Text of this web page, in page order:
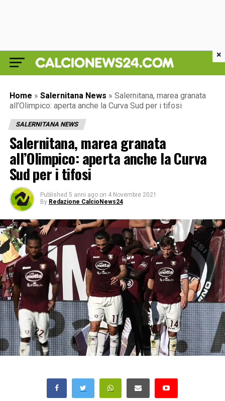
Home » Salernitana News » Salernitana, marea granata
all’Olimpico: aperta anche la Curva Sud per i tifosi
SALERNITANA NEWS
Salernitana, marea granata
all’Olimpico: aperta anche la Curva
Sud per i tifosi
Published 5 anni ago on 4 Novembre 2021
By Redazione CalcioNews24
×